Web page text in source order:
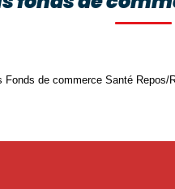
de commerce Santé